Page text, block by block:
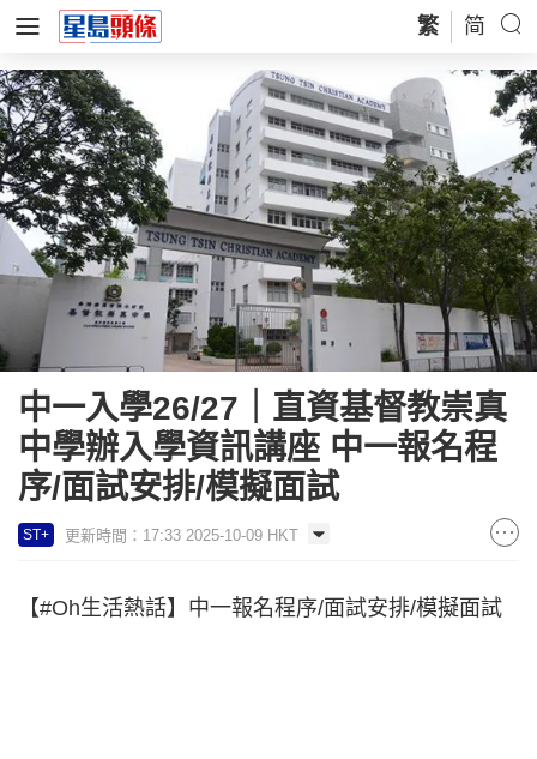
繁 简
中一入學26/27｜直資基督教崇真
中學辦入學資訊講座 中一報名程
序/面試安排/模擬面試
ST+ 更新時間：17:33 2025-10-09 HKT
【#Oh生活熱話】中一報名程序/面試安排/模擬面試